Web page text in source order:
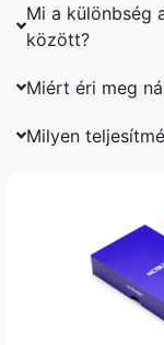
Mi a különbség
között?
Miért éri meg
Milyen